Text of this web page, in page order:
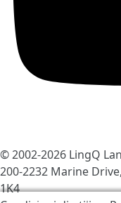
© 2002-2026 LingQ
200-2232 Marine
1K4